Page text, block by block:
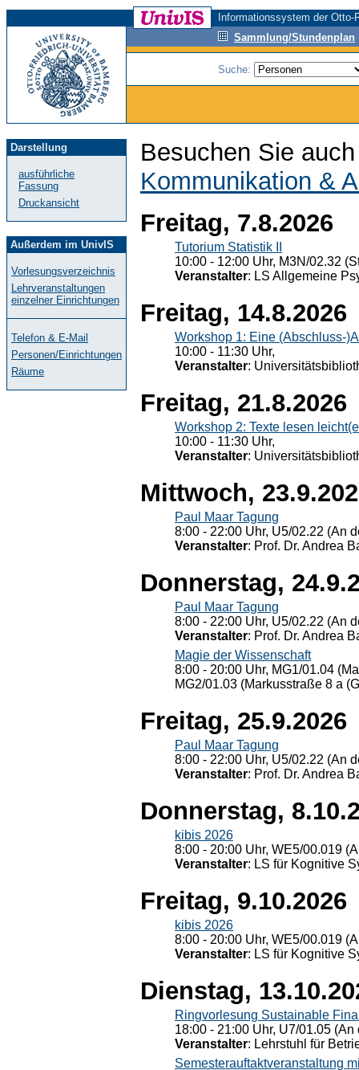
Informationssystem der
Sammlung/Stundenplan
Suche:
Darstellung
ausführliche
Fassung
Druckansicht
Außerdem im UnivIS
Vorlesungsverzeichnis
Lehrveranstaltungen
einzelner Einrichtungen
Telefon & E-Mail
Personen/Einrichtungen
Räume
Besuchen Sie
Kommunikation &
Freitag, 7.8.2026
Tutorium Statistik II
10:00 - 12:00 Uhr, M3N/02.32
Veranstalter: LS Allgemeine
Freitag, 14.8.2026
Workshop 1: Eine (Abschluss-
10:00 - 11:30 Uhr,
Veranstalter:
Freitag, 21.8.2026
Workshop 2: Texte lesen
10:00 - 11:30 Uhr,
Veranstalter:
Mittwoch,
Paul Maar Tagung
8:00 - 22:00 Uhr, U5/02.22 (An
Veranstalter: Prof. Dr. Andrea
Donnerstag,
Paul Maar Tagung
8:00 - 22:00 Uhr, U5/02.22 (An
Veranstalter: Prof. Dr. Andrea
Magie der Wissenschaft
8:00 - 20:00 Uhr, MG1/01.04
MG2/01.03 (Markusstraße 8 a
Freitag, 25.9.2026
Paul Maar Tagung
8:00 - 22:00 Uhr, U5/02.22 (An
Veranstalter: Prof. Dr. Andrea
Donnerstag,
kibis 2026
8:00 - 20:00 Uhr, WE5/00.019
Veranstalter: LS für Kognitive
Freitag, 9.10.2026
kibis 2026
8:00 - 20:00 Uhr, WE5/00.019
Veranstalter: LS für Kognitive
Dienstag,
Ringvorlesung Sustainable
18:00 - 21:00 Uhr, U7/01.05
Veranstalter: Lehrstuhl für
Semesterauftaktveranstaltung